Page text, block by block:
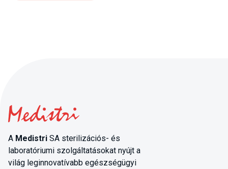
A Medistri SA sterilizációs- és
laboratóriumi szolgáltatásokat nyújt a
világ leginnovatívabb egészségügyi